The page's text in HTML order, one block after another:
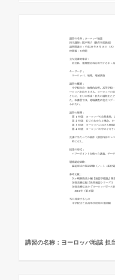
講習の名称：ヨーロッパ地誌 担